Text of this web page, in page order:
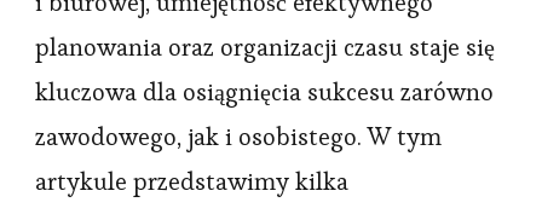
planowania oraz organizacji czasu staje się
kluczowa dla osiągnięcia sukcesu zarówno
zawodowego, jak i osobistego. W tym
artykule przedstawimy kilka